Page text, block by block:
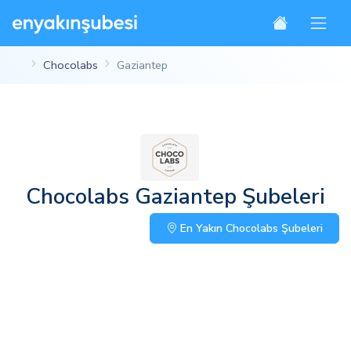
Chocolabs Gaziantep
Chocolabs Gaziantep Şubeleri
En Yakın Chocolabs Şubeleri